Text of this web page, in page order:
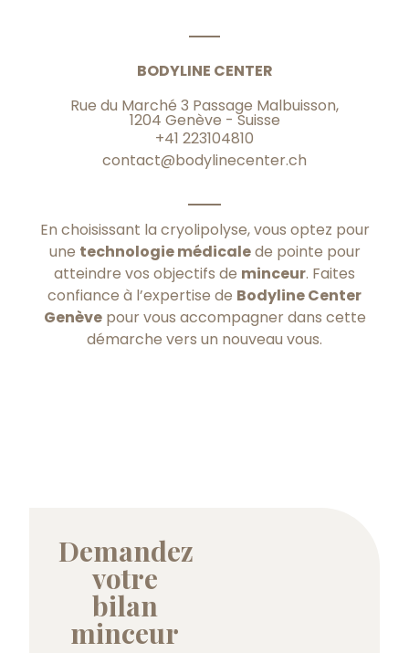
BODYLINE CENTER
Rue du Marché 3 Passage Malbuisson,
1204 Genève - Suisse
+41 223104810
contact@bodylinecenter.ch
En choisissant la cryolipolyse, vous optez pour
une technologie médicalede pointe pour
atteindre vos objectifs de minceur. Faites
confiance à l’expertise de Bodyline Center
Genèvepour vous accompagner dans cette
démarche vers un nouveau vous.
Demandez
votre
bilan
minceur